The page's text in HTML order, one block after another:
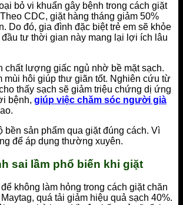
bỏ vi khuẩn gây bệnh trong cách giặt
CDC, giặt hàng tháng giảm 50%
Do đó, gia đình đặc biệt trẻ em sẽ khỏe
tư thời gian này mang lại lợi ích lâu
chất lượng giấc ngủ nhờ bề mặt sạch.
mùi hôi giúp thư giãn tốt. Nghiên cứu từ
thấy sạch sẽ giảm triệu chứng dị ứng
bệnh, giúp việc chăm sóc người già
bền sản phẩm qua giặt đúng cách. Vì
để áp dụng thường xuyên.
sai lầm phổ biến khi giặt
không làm hỏng trong cách giặt chăn
quá tải giảm hiệu quả sạch 40%.